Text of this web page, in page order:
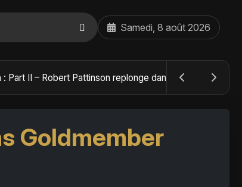
Samedi, 8 août 2026
The Batman : Part II – Robert Pattinson replonge dans les ténèbres de Gotham dès octobre 2027
Goldmember